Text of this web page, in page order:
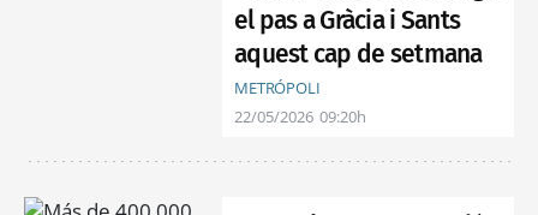
el pas a Gràcia i Sants
aquest cap de setmana
METRÓPOLI
22/05/2026 09:20h